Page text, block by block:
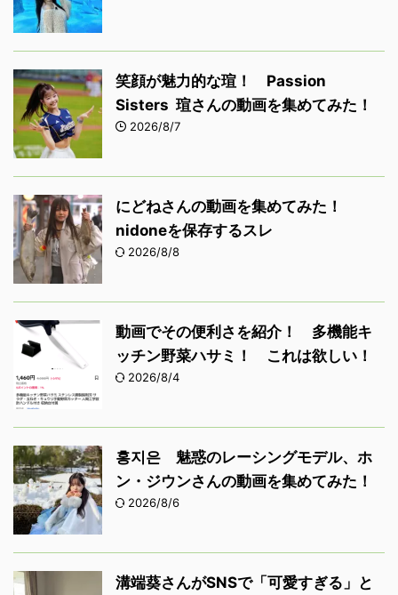
笑顔が魅力的な瑄！ Passion
Sisters 瑄さんの動画を集めてみた！
2026/8/7
にどねさんの動画を集めてみた！
nidoneを保存するスレ
2026/8/8
動画でその便利さを紹介！ 多機能キ
ッチン野菜ハサミ！ これは欲しい！
2026/8/4
홍지은 魅惑のレーシングモデル、ホ
ン・ジウンさんの動画を集めてみた！
2026/8/6
溝端葵さんがSNSで「可愛すぎる」と